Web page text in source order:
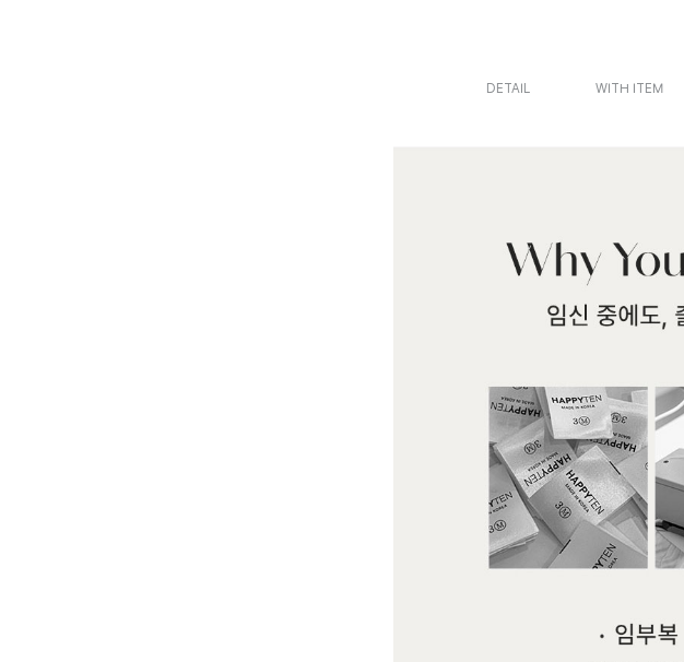
DETAIL WITH ITEM